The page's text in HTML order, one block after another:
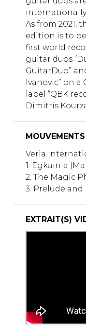
As from 2021,
edition is to
first world
guitar duos
GuitarDuo”
Ivanovic” on
label “QBK
Dimitris
MOUVEMENTS
Veria
1. Egkainia
2. The Magic
3. Prelude and
EXTRAIT(S)